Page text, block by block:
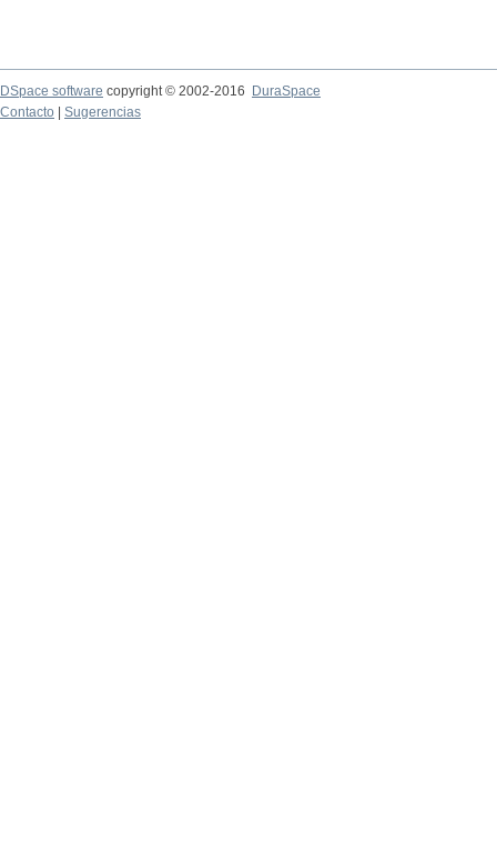
DSpace software copyright © 2002-2016
DuraSpace
Contacto
Sugerencias